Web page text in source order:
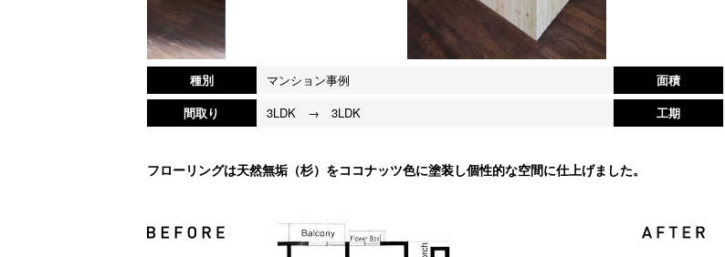
種別 マンション事例 面積
間取り
3LDK → 3LDK 工期
フローリングは天然無垢（杉）をココナッツ色に塗装し個性的な空間に仕上げました。